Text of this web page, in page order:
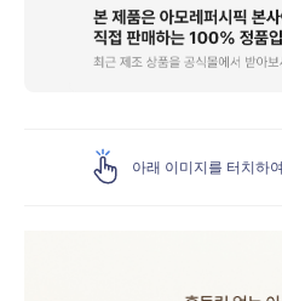
아래 이미지를 터치하